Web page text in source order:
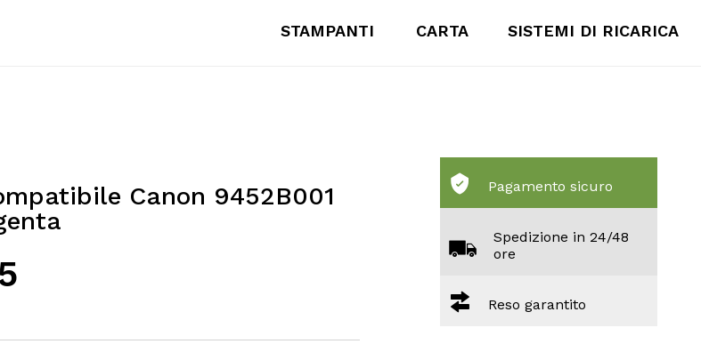
STAMPANTI CARTA SISTEMI DI RICARICA
Canon 9452B001
Pagamento sicuro
Spedizione in 24/48
ore
Reso garantito